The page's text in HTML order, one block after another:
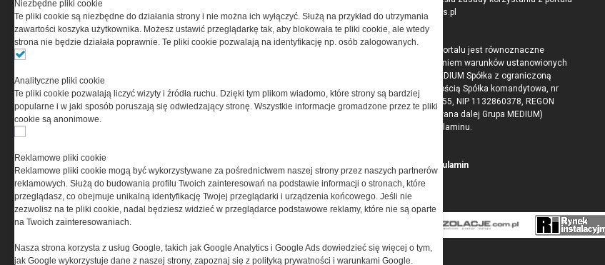
misjach bojowych, uzbrojeniu, umundurowaniu
i wyposażeniu jednostek specjalnych w kraju
i na świecie.
www.special-ops.pl
Korzystanie z portalu jest równoznaczne
z zaakceptowaniem warunków ustanowionych
przez Grupa MEDIUM Spółka z ograniczoną
odpowiedzialnością Spółka komandytowa, nr
KRS: 0000537655, NIP 1132860378, REGON
146393437 (zwana dalej Grupa MEDIUM)
w postaci Regulaminu.
Przeczytaj regulamin
Niezbędne pliki cookie
Te pliki cookie są niezbędne do działania strony i nie można ich wyłączyć. Służą na przykład do utrzymania
zawartości koszyka użytkownika. Możesz ustawić przeglądarkę tak, aby blokowała te pliki cookie, ale wtedy
strona nie będzie działała poprawnie. Te pliki cookie pozwalają na identyfikację np. osób zalogowanych.
Analityczne pliki cookie
Te pliki cookie pozwalają liczyć wizyty i źródła ruchu. Dzięki tym plikom wiadomo, które strony są bardziej
popularne i w jaki sposób poruszają się odwiedzający stronę. Wszystkie informacje gromadzone przez te pliki
cookie są anonimowe.
Reklamowe pliki cookie
Reklamowe pliki cookie mogą być wykorzystywane za pośrednictwem naszej strony przez naszych partnerów
reklamowych. Służą do budowania profilu Twoich zainteresowań na podstawie informacji o stronach, które
przeglądasz, co obejmuje unikalną identyfikację Twojej przeglądarki i urządzenia końcowego. Jeśli nie
zezwolisz na te pliki cookie, nadal będziesz widzieć w przeglądarce podstawowe reklamy, które nie są oparte
na Twoich zainteresowaniach.
Nasza strona korzysta z usług Google, takich jak Google Analytics i Google Ads dowiedzieć się więcej o tym,
jak Google wykorzystuje dane z naszej strony, zapoznaj się z polityką prywatności i warunkami Google.